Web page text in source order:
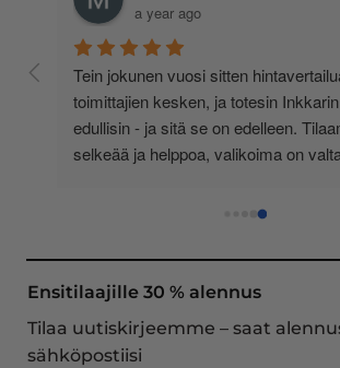
a year ago
Tein jokunen vuosi sitten
toimittajien kesken, ja totesin
edullisin - ja sitä se on edelleen.
selkeää ja helppoa, valikoima on
asiakaspalvelu todella ripeää (s-
oli noudettavissa postin lokerosta
näe mitään syytä vaihtaa toimittajaa.
ollut mitään moitittavaa! Lämmin
Ensitilaajille 30 % alennus
Tilaa uutiskirjeemme – saat
sähköpostiisi